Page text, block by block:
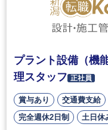
プラント設備（機
理スタッフ 正社員
賞与あり 交通費支給
完全週休2日制
土日休